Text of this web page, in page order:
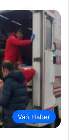
Van Haber